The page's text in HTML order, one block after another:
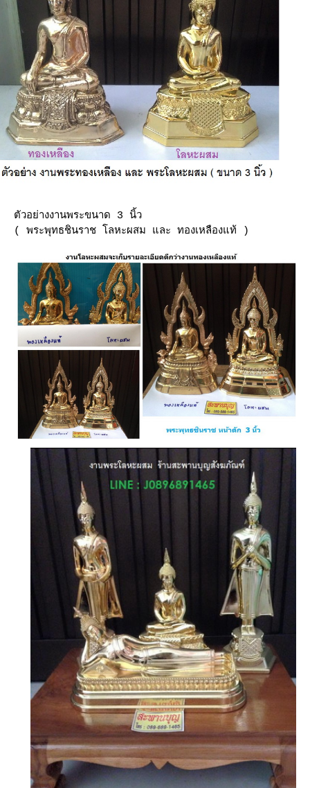
ตัวอย่างงานพระขนาด 3 นิ้ว
( พระพุทธชินราช โลหะผสม และ ทองเหลืองแท้ )